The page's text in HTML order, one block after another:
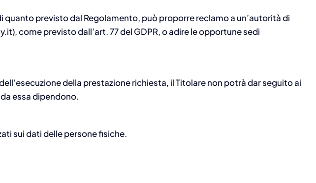
previsto dal Regolamento, può proporre reclamo a un’autorità di
come previsto dall’art. 77 del GDPR, o adire le opportune sedi
della prestazione richiesta, il Titolare non potrà dar seguito ai
essa dipendono.
sui dati delle persone fisiche.